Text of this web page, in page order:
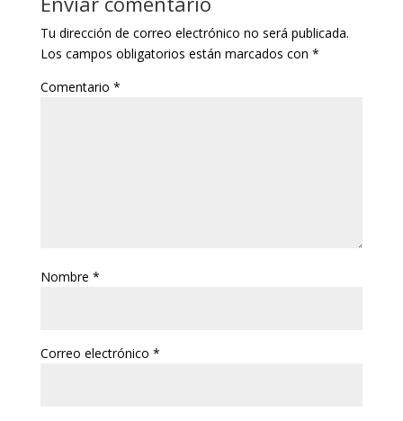
Tu dirección de correo electrónico no será publicada.
Los campos obligatorios están marcados con *
Comentario *
Nombre *
Correo electrónico *